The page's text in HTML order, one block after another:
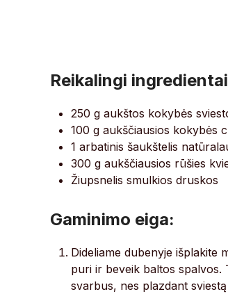
Reikalingi
250 g aukštos kokybės
100 g aukščiausios kokybės
1 arbatinis šaukštelis
300 g aukščiausios rūšies
Žiupsnelis smulkios druskos
Gaminimo eiga:
Dideliame dubenyje išplakite
puri ir beveik baltos spalvos.
svarbus, nes plazdant